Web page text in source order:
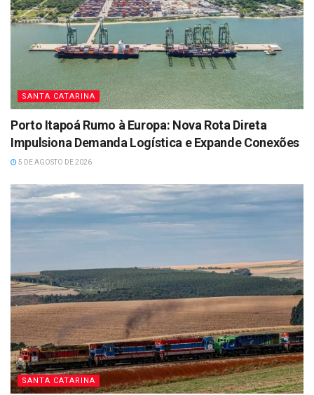
SANTA CATARINA
Porto Itapoá Rumo à Europa: Nova Rota Direta
Impulsiona Demanda Logística e Expande Conexões
5 DE AGOSTO DE 2026
SANTA CATARINA